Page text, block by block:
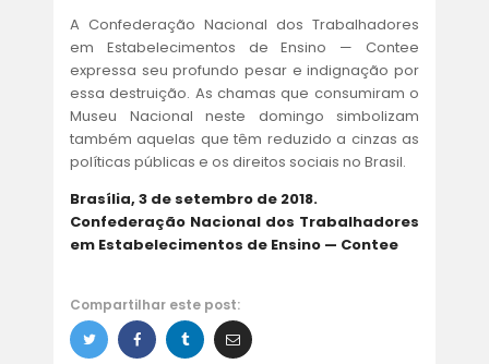
A Confederação Nacional dos Trabalhadores
em Estabelecimentos de Ensino — Contee
expressa seu profundo pesar e indignação por
essa destruição. As chamas que consumiram o
Museu Nacional neste domingo simbolizam
também aquelas que têm reduzido a cinzas as
políticas públicas e os direitos sociais no Brasil.
Brasília, 3 de setembro de 2018.
Confederação Nacional dos Trabalhadores
em Estabelecimentos de Ensino — Contee
Compartilhar este post: